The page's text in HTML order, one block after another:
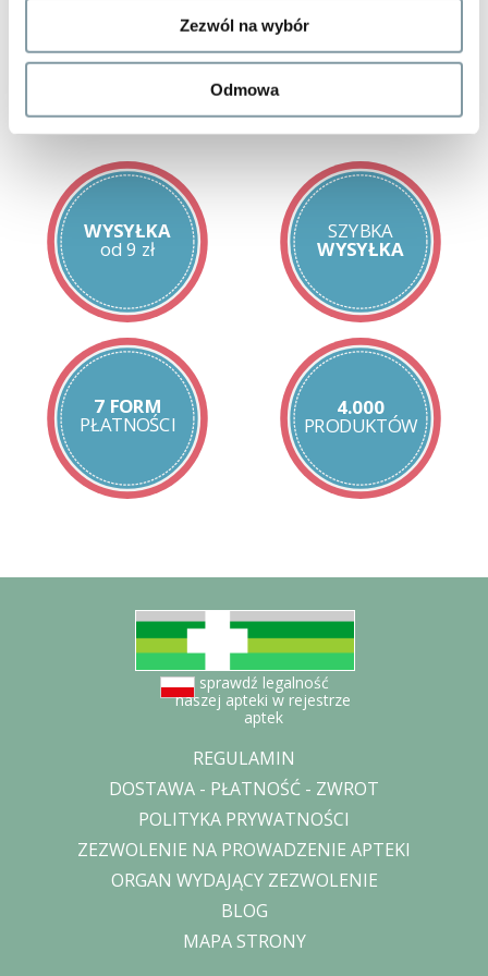
Zezwól na wybór
Odmowa
Należy zachować ostrożność w przypadku nadwrażliwości na
Zawartość opakowania:
1 opakowanie zawiera 30 kapsułek.
Przechowywanie:
Przechowywać w miejscu niedostępnym dla dzieci, w
temperaturze pokojowej, chroniąc od światła i wilgoci.
WYSYŁKA
od 9 zł
SZYBKA
WYSYŁKA
7 FORM
PŁATNOŚCI
4.000
PRODUKTÓW
sprawdź legalność
naszej apteki w rejestrze
aptek
REGULAMIN
DOSTAWA - PŁATNOŚĆ - ZWROT
POLITYKA PRYWATNOŚCI
ZEZWOLENIE NA PROWADZENIE APTEKI
ORGAN WYDAJĄCY ZEZWOLENIE
BLOG
MAPA STRONY